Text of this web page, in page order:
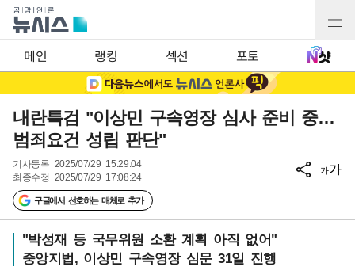
메인 랭킹 섹션 포토
내란특검 "이상민 구속영장 심사 준비 중…
범죄요건 성립 판단"
기사등록 2025/07/29 15:29:04
최종수정 2025/07/29 17:08:24
구글에서 선호하는 매체로 추가
가가
"박성재 등 국무위원 소환 계획 아직 없어"
중앙지법, 이상민 구속영장 심문 31일 진행